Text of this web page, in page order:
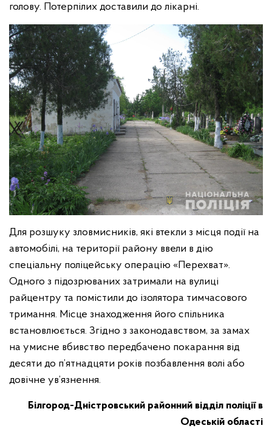
голову. Потерпілих доставили до лікарні.
Для розшуку зловмисників, які втекли з місця події на
автомобілі, на території району ввели в дію
спеціальну поліцейську операцію «Перехват».
Одного з підозрюваних затримали на вулиці
райцентру та помістили до ізолятора тимчасового
тримання. Місце знаходження його спільника
встановлюється. Згідно з законодавством, за замах
на умисне вбивство передбачено покарання від
десяти до п’ятнадцяти років позбавлення волі або
довічне ув’язнення.
Білгород-Дністровський районний відділ поліції в
Одеській області